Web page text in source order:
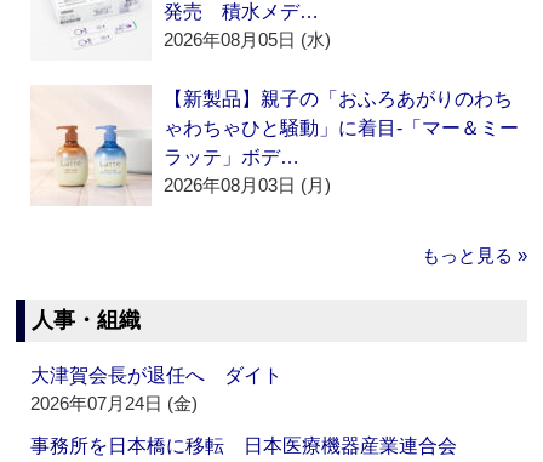
発売 積水メデ…
2026年08月05日 (水)
【新製品】親子の「おふろあがりのわち
ゃわちゃひと騒動」に着目‐「マー＆ミー
ラッテ」ボデ…
2026年08月03日 (月)
もっと見る »
人事・組織
大津賀会長が退任へ ダイト
2026年07月24日 (金)
事務所を日本橋に移転 日本医療機器産業連合会